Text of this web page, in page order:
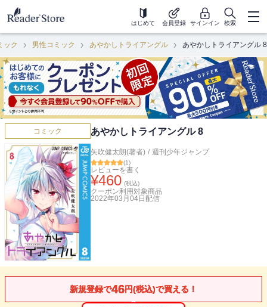
はじめて 会員登録 サインイン 検索
ック 男性コミック あやかしトライアングル あやかしトライアングル 8
コミック あやかしトライアングル 8
矢吹健太朗(著者) / 週刊少年ジャンプ
(1)
レビューを書く
¥460 (税込)
クーポン利用対象商品
2022年03月04日 配信
新規登録で46円(税込)で買える！